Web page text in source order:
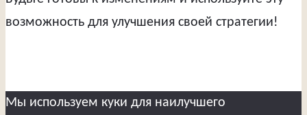
возможность для улучшения своей стратегии!
Мы используем куки для наилучшего